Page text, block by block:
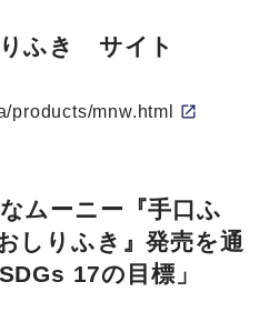
ふき サイト
products/mnw.html
ムーニー『手口ふ
しりふき』発売を通
17の目標」